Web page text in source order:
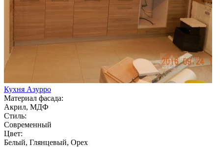
Кухня Азурро
Материал фасада:
Акрил, МДФ
Стиль:
Современный
Цвет:
Белый, Глянцевый, Орех